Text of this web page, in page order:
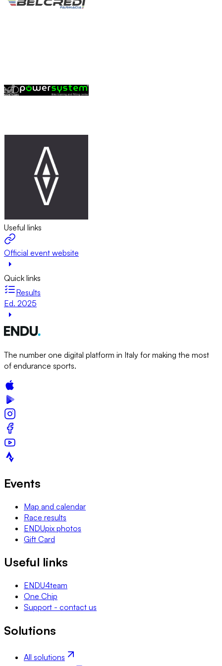
Useful links
Official event website
Quick links
Results
Ed. 2025
The number one digital platform in Italy for making the most
of endurance sports.
Events
Map and calendar
Race results
ENDUpix photos
Gift Card
Useful links
ENDU4team
One Chip
Support - contact us
Solutions
All solutions